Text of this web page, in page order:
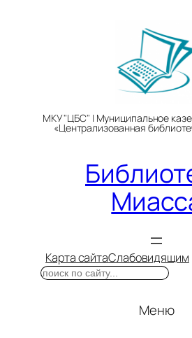
МКУ "ЦБС" | Муниципальное
«Централизованная
Карта сайтаСлабовидящим
Поиск
Меню